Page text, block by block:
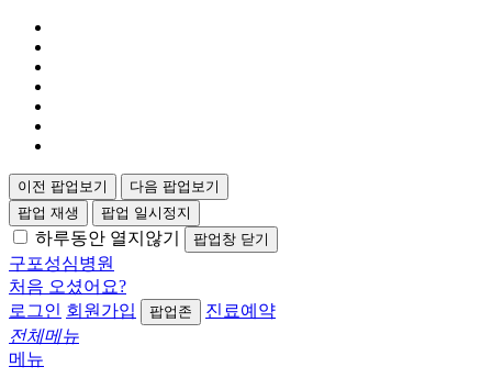
이전 팝업보기
다음 팝업보기
팝업 재생
팝업 일시정지
하루동안 열지않기 팝업창 닫기
구포성심병원
처음 오셨어요?
로그인 회원가입 팝업존
진료예약
전체메뉴
메뉴